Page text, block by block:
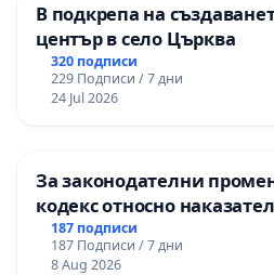
В подкрепа на
център в село Църква
320 подписи
229 Подписи / 7 дни
24 Jul 2026
За законодателни
кодекс относно
на непълнолетните при
умишлени престъпления
187 подписи
187 Подписи / 7 дни
8 Aug 2026